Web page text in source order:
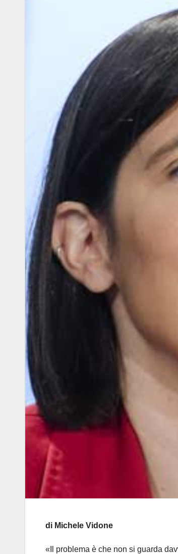
di Michele Vidone
«Il problema è che non si guarda